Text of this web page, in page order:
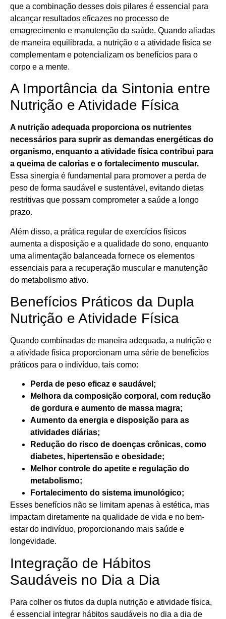
que a combinação desses dois pilares é essencial para
alcançar resultados eficazes no processo de
emagrecimento e manutenção da saúde. Quando aliadas
de maneira equilibrada, a nutrição e a atividade física se
complementam e potencializam os benefícios para o
corpo e a mente.
A Importância da Sintonia entre
Nutrição e Atividade Física
A nutrição adequada proporciona os nutrientes
necessários para suprir as demandas energéticas do
organismo, enquanto a atividade física contribui para
a queima de calorias e o fortalecimento muscular.
Essa sinergia é fundamental para promover a perda de
peso de forma saudável e sustentável, evitando dietas
restritivas que possam comprometer a saúde a longo
prazo.
Além disso, a prática regular de exercícios físicos
aumenta a disposição e a qualidade do sono, enquanto
uma alimentação balanceada fornece os elementos
essenciais para a recuperação muscular e manutenção
do metabolismo ativo.
Benefícios Práticos da Dupla
Nutrição e Atividade Física
Quando combinadas de maneira adequada, a nutrição e
a atividade física proporcionam uma série de benefícios
práticos para o indivíduo, tais como:
Perda de peso eficaz e saudável;
Melhora da composição corporal, com redução
de gordura e aumento de massa magra;
Aumento da energia e disposição para as
atividades diárias;
Redução do risco de doenças crônicas, como
diabetes, hipertensão e obesidade;
Melhor controle do apetite e regulação do
metabolismo;
Fortalecimento do sistema imunológico;
Esses benefícios não se limitam apenas à estética, mas
impactam diretamente na qualidade de vida e no bem-
estar do indivíduo, proporcionando mais saúde e
longevidade.
Integração de Hábitos
Saudáveis no Dia a Dia
Para colher os frutos da dupla nutrição e atividade física,
é essencial integrar hábitos saudáveis no dia a dia de